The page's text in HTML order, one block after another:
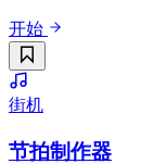
开始
街机
节拍制作器